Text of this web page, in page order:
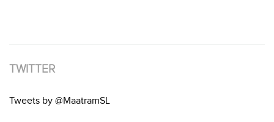
TWITTER
Tweets by @MaatramSL